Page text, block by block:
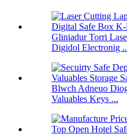
Gliniadur Torri
Digidol Electronig
Blwch Adneuo
Valuables Keys ...